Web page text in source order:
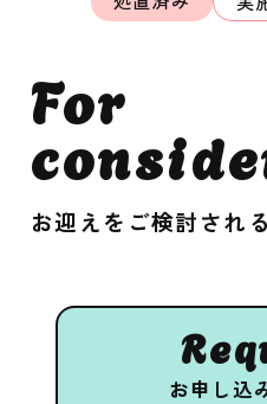
For
お迎えをご検討され
お申し込